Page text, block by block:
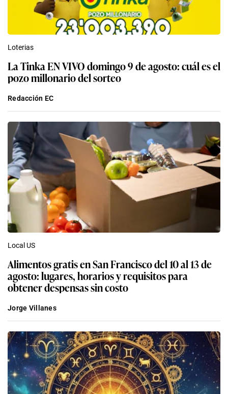
Loterias
La Tinka EN VIVO domingo 9 de agosto: cuál es el
pozo millonario del sorteo
Redacción EC
Local US
Alimentos gratis en San Francisco del 10 al 13 de
agosto: lugares, horarios y requisitos para
obtener despensas sin costo
Jorge Villanes